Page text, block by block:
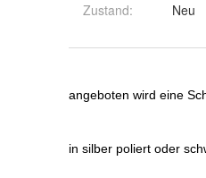
Zustand: Neu